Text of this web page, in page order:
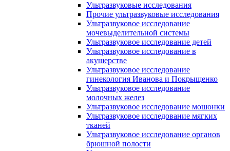
Ультразвуковые исследования
Прочие ультразвуковые исследования
Ультразвуковое исследование
мочевыделительной системы
Ультразвуковое исследование детей
Ультразвуковое исследование в
акушерстве
Ультразвуковое исследование
гинекология Иванова и Покрыщенко
Ультразвуковое исследование
молочных желез
Ультразвуковое исследование мошонки
Ультразвуковое исследование мягких
тканей
Ультразвуковое исследование органов
брюшной полости